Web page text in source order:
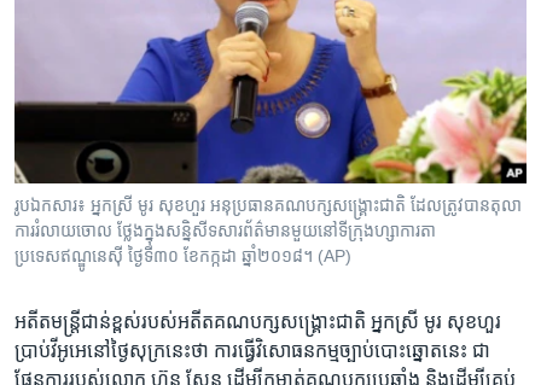
រូបឯកសារ៖ អ្នកស្រី មូរ សុខហួរ អនុប្រធានគណបក្សសង្គ្រោះជាតិ ដែលត្រូវបានតុលា
ការរំលាយចោល ថ្លែងក្នុងសន្និសីទសារព័ត៌មានមួយនៅទីក្រុងហ្សាការតា
ប្រទេសឥណ្ឌូនេស៊ី ថ្ងៃទី៣០ ខែកក្កដា ឆ្នាំ២០១៨។ (AP)
អតីត​មន្ត្រី​ជាន់​ខ្ពស់​របស់​អតីត​គណបក្ស​សង្គ្រោះ​ជាតិ អ្នក​ស្រី មូរ សុខហួរ ​
ប្រាប់វីអូអេ​នៅ​ថ្ងៃ​សុក្រនេះ​ថា​ ការ​ធ្វើ​វិសោធន​កម្មច្បាប់​បោះ​ឆ្នោតនេះ ​ជា​
ផែនការ​របស់​លោក ហ៊ុន សែន ដើម្បី​កម្ចាត់​គណបក្ស​ប្រឆាំង និង​ដើម្បីគ្រប់​